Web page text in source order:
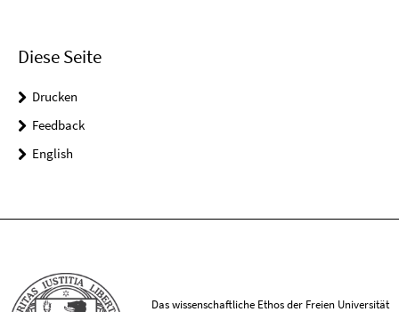
Diese Seite
Drucken
Feedback
English
Das wissenschaftliche Ethos der Freien Universität